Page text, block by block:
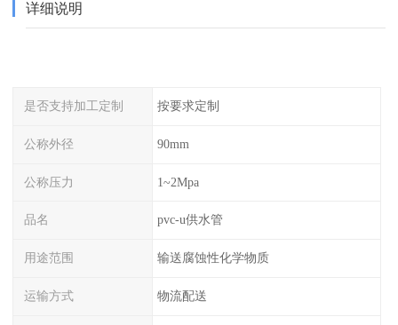
详细说明
是否支持加工定制 按要求定制
公称外径 90mm
公称压力 1~2Mpa
品名 pvc-u供水管
用途范围 输送腐蚀性化学物质
运输方式 物流配送